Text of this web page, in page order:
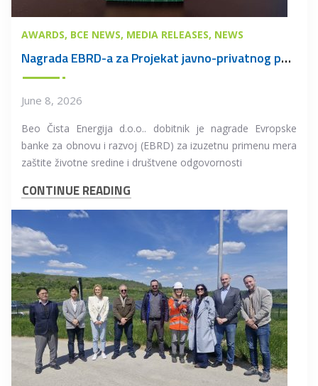
AWARDS BCE NEWS MEDIA RELEASES NEWS
Nagrada EBRD-a za Projekat javno-privatnog partnerstva u oblasti upravljanja otpadom u Beogradu
June 8, 2026
Beo Čista Energija d.o.o.. dobitnik je nagrade Evropske
banke za obnovu i razvoj (EBRD) za izuzetnu primenu mera
zaštite životne sredine i društvene odgovornosti
CONTINUE READING